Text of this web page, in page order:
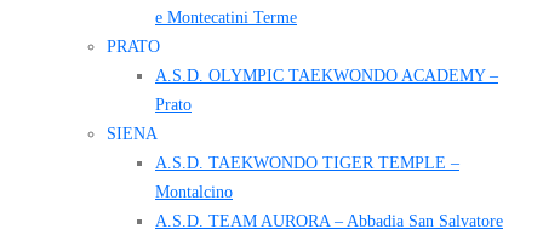
e Montecatini Terme
PRATO
A.S.D. OLYMPIC TAEKWONDO ACADEMY –
Prato
SIENA
A.S.D. TAEKWONDO TIGER TEMPLE –
Montalcino
A.S.D. TEAM AURORA – Abbadia San Salvatore